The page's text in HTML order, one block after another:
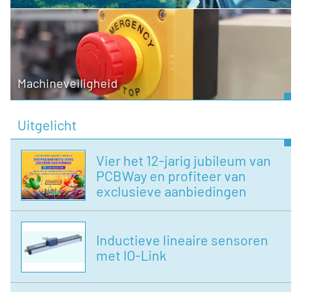
Machineveiligheid
Uitgelicht
Vier het 12-jarig jubileum van
PCBWay en profiteer van
exclusieve aanbiedingen
Inductieve lineaire sensoren
met IO-Link